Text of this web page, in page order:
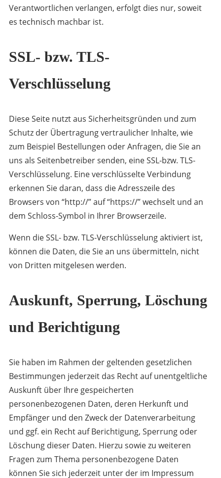
Verantwortlichen verlangen, erfolgt dies nur, soweit
es technisch machbar ist.
SSL- bzw. TLS-
Verschlüsselung
Diese Seite nutzt aus Sicherheitsgründen und zum
Schutz der Übertragung vertraulicher Inhalte, wie
zum Beispiel Bestellungen oder Anfragen, die Sie an
uns als Seitenbetreiber senden, eine SSL-bzw. TLS-
Verschlüsselung. Eine verschlüsselte Verbindung
erkennen Sie daran, dass die Adresszeile des
Browsers von “http://” auf “https://” wechselt und an
dem Schloss-Symbol in Ihrer Browserzeile.
Wenn die SSL- bzw. TLS-Verschlüsselung aktiviert ist,
können die Daten, die Sie an uns übermitteln, nicht
von Dritten mitgelesen werden.
Auskunft, Sperrung, Löschung
und Berichtigung
Sie haben im Rahmen der geltenden gesetzlichen
Bestimmungen jederzeit das Recht auf unentgeltliche
Auskunft über Ihre gespeicherten
personenbezogenen Daten, deren Herkunft und
Empfänger und den Zweck der Datenverarbeitung
und ggf. ein Recht auf Berichtigung, Sperrung oder
Löschung dieser Daten. Hierzu sowie zu weiteren
Fragen zum Thema personenbezogene Daten
können Sie sich jederzeit unter der im Impressum